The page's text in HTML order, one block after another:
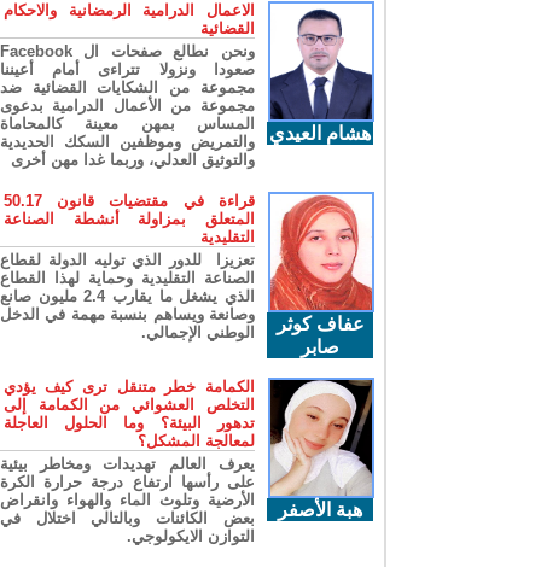
هشام العيدي
الاعمال الدرامية الرمضانية والاحكام
القضائية
ونحن نطالع صفحات ال Facebook
صعودا ونزولا تتراءى أمام أعيننا
مجموعة من الشكايات القضائية ضد
مجموعة من الأعمال الدرامية بدعوى
المساس بمهن معينة كالمحاماة
والتمريض وموظفين السكك الحديدية
والتوثيق العدلي، وربما غدا مهن أخرى
عفاف كوثر
صابر
قراءة في مقتضيات قانون 50.17
المتعلق بمزاولة أنشطة الصناعة
التقليدية
تعزيزا للدور الذي توليه الدولة لقطاع
الصناعة التقليدية وحماية لهذا القطاع
الذي يشغل ما يقارب 2.4 مليون صانع
وصانعة ويساهم بنسبة مهمة في الدخل
الوطني الإجمالي.
هبة الأصفر
الكمامة خطر متنقل ترى كيف يؤدي
التخلص العشوائي من الكمامة إلى
تدهور البيئة؟ وما الحلول العاجلة
لمعالجة المشكل؟
يعرف العالم تهديدات ومخاطر بيئية
على رأسها ارتفاع درجة حرارة الكرة
الأرضية وتلوث الماء والهواء وانقراض
بعض الكائنات وبالتالي اختلال في
التوازن الايكولوجي.